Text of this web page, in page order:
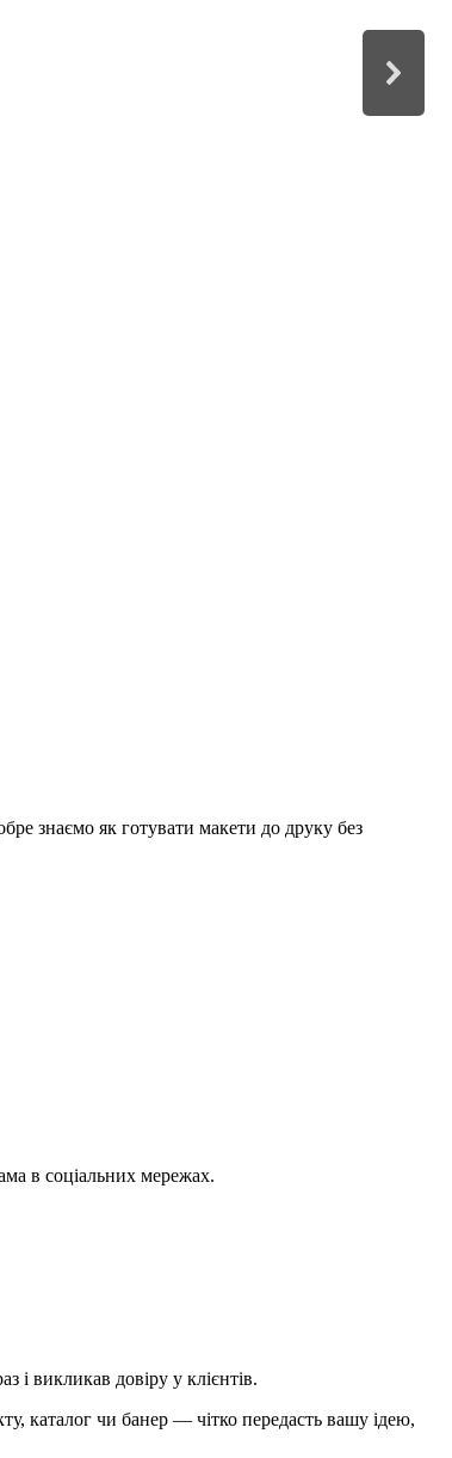
знаємо як готувати макети до друку без
в соціальних мережах.
викликав довіру у клієнтів.
каталог чи банер — чітко передасть вашу ідею,